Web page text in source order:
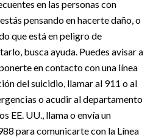
en las personas con
pensando en hacerte daño, o
que está en peligro de
busca ayuda. Puedes avisar a
en contacto con una línea
del suicidio, llamar al 911 o al
o acudir al departamento
EE. UU., llama o envía un
para comunicarte con la Línea